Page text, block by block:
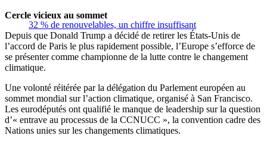
32 % de renouvelables, un chiffre insuffisant
Cercle vicieux au sommet
Depuis que Donald Trump a décidé de retirer les États-Unis de
l’accord de Paris le plus rapidement possible, l’Europe s’efforce de
se présenter comme championne de la lutte contre le changement
climatique.
Une volonté réitérée par la délégation du Parlement européen au
sommet mondial sur l’action climatique, organisé à San Francisco.
Les eurodéputés ont qualifié le manque de leadership sur la question
d’« entrave au processus de la CCNUCC », la convention cadre des
Nations unies sur les changements climatiques.